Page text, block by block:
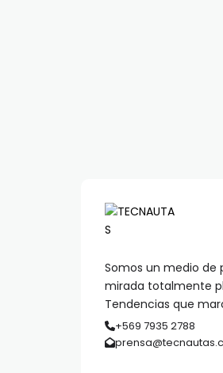
Somos un medio de
mirada totalmente
Tendencias que
+569 7935 2788